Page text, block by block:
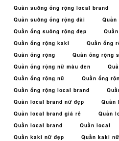
Quần suông ống rộng local brand
Quần suông ống rộng dài
Quần ống suông rộng đẹp
Quần ống rộng kaki
Quần ống
Quần ống rộng
Quần ống rộng
Quần ống rộng nữ màu đen
Quần ống rộng nữ
Quần ống
Quần ống rộng local brand
Quần local brand nữ đẹp
Quần
Quần local brand giá rẻ
Quần
Quần local brand
Quần local
Quần kaki nữ đẹp
Quần kaki